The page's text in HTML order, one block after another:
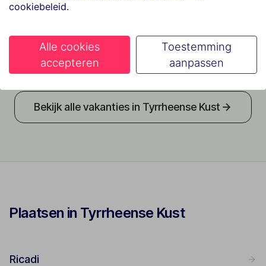
San Giorgio
★★★★
Bekijk alle vakanties in Tyrrheense Kust
Plaatsen in Tyrrheense Kust
Ricadi
cookiebeleid.
Alle cookies
accepteren
Toestemming
aanpassen